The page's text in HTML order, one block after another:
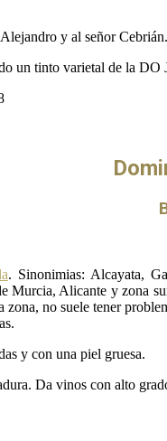
y al señor Cebrián.
un tinto varietal de la
. Sinonimias: Alcayata,
Alicante y zona
no suele tener
y con una piel gruesa.
Da vinos con alto